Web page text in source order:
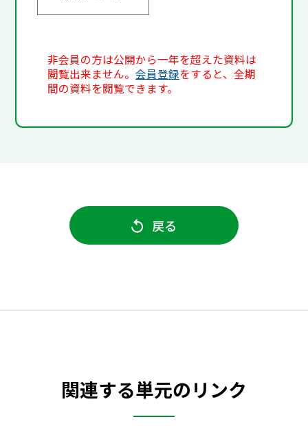
非会員の方は公開から一年を超えた資料は
閲覧出来ません。会員登録をすると、全期
間の資料を閲覧できます。
戻る
関連する単元のリンク